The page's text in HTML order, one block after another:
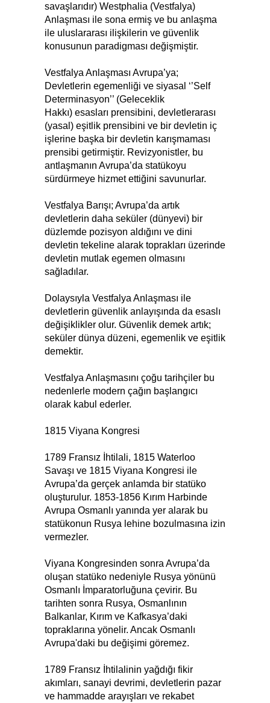
savaşlarıdır) Westphalia (Vestfalya)
Anlaşması ile sona ermiş ve bu anlaşma
ile uluslararası ilişkilerin ve güvenlik
konusunun paradigması değişmiştir.
Vestfalya Anlaşması Avrupa’ya;
Devletlerin egemenliği ve siyasal ‘’Self
Determinasyon’’ (Geleceklik
Hakkı) esasları prensibini, devletlerarası
(yasal) eşitlik prensibini ve bir devletin iç
işlerine başka bir devletin karışmaması
prensibi getirmiştir. Revizyonistler, bu
antlaşmanın Avrupa’da statükoyu
sürdürmeye hizmet ettiğini savunurlar.
Vestfalya Barışı; Avrupa’da artık
devletlerin daha seküler (dünyevi) bir
düzlemde pozisyon aldığını ve dini
devletin tekeline alarak toprakları üzerinde
devletin mutlak egemen olmasını
sağladılar.
Dolaysıyla Vestfalya Anlaşması ile
devletlerin güvenlik anlayışında da esaslı
değişiklikler olur. Güvenlik demek artık;
seküler dünya düzeni, egemenlik ve eşitlik
demektir.
Vestfalya Anlaşmasını çoğu tarihçiler bu
nedenlerle modern çağın başlangıcı
olarak kabul ederler.
1815 Viyana Kongresi
1789 Fransız İhtilali, 1815 Waterloo
Savaşı ve 1815 Viyana Kongresi ile
Avrupa’da gerçek anlamda bir statüko
oluşturulur. 1853-1856 Kırım Harbinde
Avrupa Osmanlı yanında yer alarak bu
statükonun Rusya lehine bozulmasına izin
vermezler.
Viyana Kongresinden sonra Avrupa’da
oluşan statüko nedeniyle Rusya yönünü
Osmanlı İmparatorluğuna çevirir. Bu
tarihten sonra Rusya, Osmanlının
Balkanlar, Kırım ve Kafkasya’daki
topraklarına yönelir. Ancak Osmanlı
Avrupa'daki bu değişimi göremez.
1789 Fransız İhtilalinin yağdığı fikir
akımları, sanayi devrimi, devletlerin pazar
ve hammadde arayışları ve rekabet